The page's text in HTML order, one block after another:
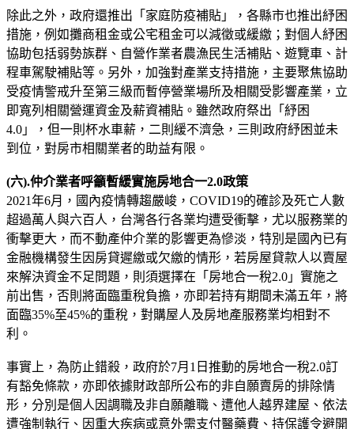
除此之外，政府還推出「家庭防疫補貼」，各縣市也推出紓困
措施，例如攤商租金或公宅租金可以減徵或緩繳；對個人紓困
協助包括弱勢族群、自營作業者農漁民生活補貼、遊覽車、計
程車駕駛補貼等。另外，加強對產業支持措施，主要聚焦協助
受疫情警戒升至第三級而暫停營業場所及相關受影響產業，立
即寬列相關營運資金及薪資補貼。雖然政府祭出「紓困
4.0」，但一則杯水車薪，二則緩不濟急，三則政府紓困並未
到位，對房市相關業者的助益有限。
(六).仲介業者呼籲暫緩實施房地合一2.0政策
2021年6月，國內疫情轉趨嚴峻，COVID19的確診及死亡人數
超過萬人與六百人，台灣各行各業均遭受衝擊，尤以服務業的
衝擊更大，而不動產仲介業的影響更為慘淡，特別是國內已有
金融機構發生因房貸遲繳或欠繳的情形，若房屋貸款人以賣屋
來解決資金不足問題，則須選擇在「房地合一稅2.0」實施之
前出售，否則將面臨重稅負擔，亦即若持有期間未滿五年，將
面臨35%至45%的重稅，對購屋人及房地產服務業均相對不
利。
事實上，為防止錯殺，政府於7月1日推動的房地合一稅2.0訂
有豁免條款，亦即依據財政部所公布的非自願賣房的排除情
形，分別是個人因調職及非自願離職、遭他人越界建屋、依法
遭強制執行、因重大疾病或意外需支付醫藥費、持保護令避開